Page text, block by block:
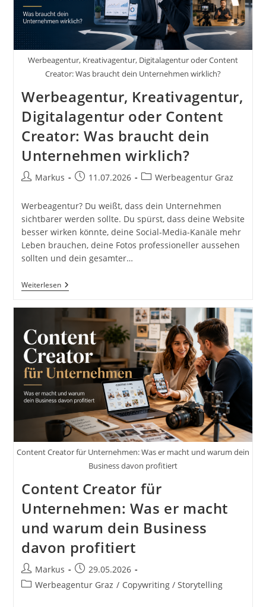
Werbeagentur, Kreativagentur, Digitalagentur oder Content
Creator: Was braucht dein Unternehmen wirklich?
Werbeagentur, Kreativagentur,
Digitalagentur oder Content
Creator: Was braucht dein
Unternehmen wirklich?
Beitrags-
Markus
Beitrag11.07.2026
Beitrags-
Werbeagentur Graz
Werbeagentur? Du weißt, dass dein Unternehmen
sichtbarer werden sollte. Du spürst, dass deine Website
besser wirken könnte, deine Social-Media-Kanäle mehr
Leben brauchen, deine Fotos professioneller aussehen
sollten und dein gesamter…
WeiterlesenWerbeagentur,
Kreativagentur,
Content
Creator:
Was
Braucht
Dein
Unternehmen
Wirklich?
Content Creator für Unternehmen: Was er macht und warum dein
Business davon profitiert
Content Creator für
Unternehmen: Was er macht
und warum dein Business
davon profitiert
Beitrags-
Autor:
Markus
Beitrag
veröffentlicht:
29.05.2026
Beitrags-
Werbeagentur Graz / Copywriting / Storytelling